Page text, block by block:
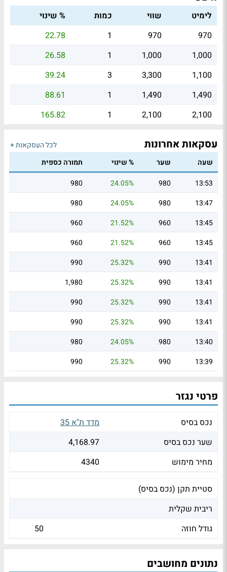
לימיט שווי כמות
% שינוי
970
970
1
22.78
1,000
1,000
1
26.58
1,100
3,300
3
39.24
1,490
1,490
1
88.61
2,100
2,100
1
165.82
עסקאות אחרונות
לכל העסקאות +
שעה
שער % שינוי
תמורה כספית
13:53
980
24.05%
980
13:47
980
24.05%
980
13:45
960
21.52%
960
13:45
960
21.52%
960
13:41
990
25.32%
990
13:41
990
25.32%
1,980
13:41
990
25.32%
990
13:41
990
25.32%
990
13:40
980
24.05%
980
13:39
990
25.32%
990
פרטי נגזר
נכס בסיס
מדד ת"א 35
שער נכס בסיס
4,168.97
מחיר מימוש
4340
סטיית תקן (נכס בסיס)
ריבית שקלית
גודל חוזה
50
נתונים מחושבים